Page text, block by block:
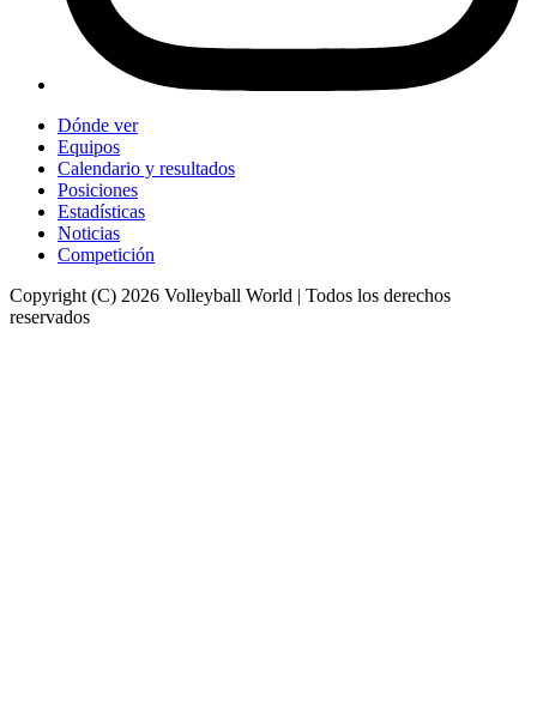
Dónde ver
Equipos
Calendario y resultados
Posiciones
Estadísticas
Noticias
Competición
Copyright (C) 2026 Volleyball World | Todos los derechos
reservados